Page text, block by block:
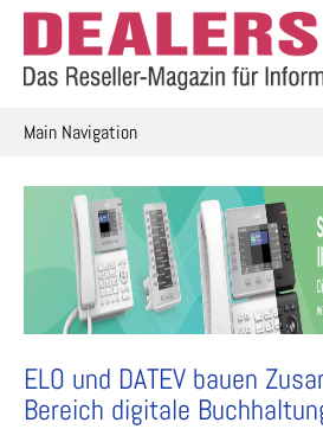
Skip
content
Main Navigation
ELO und DATEV bauen
Bereich digitale